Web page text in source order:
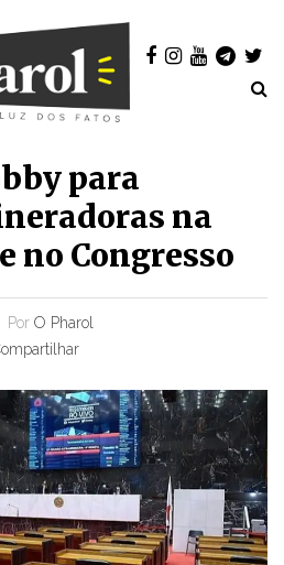
para
na
no Congresso
Por O Pharol